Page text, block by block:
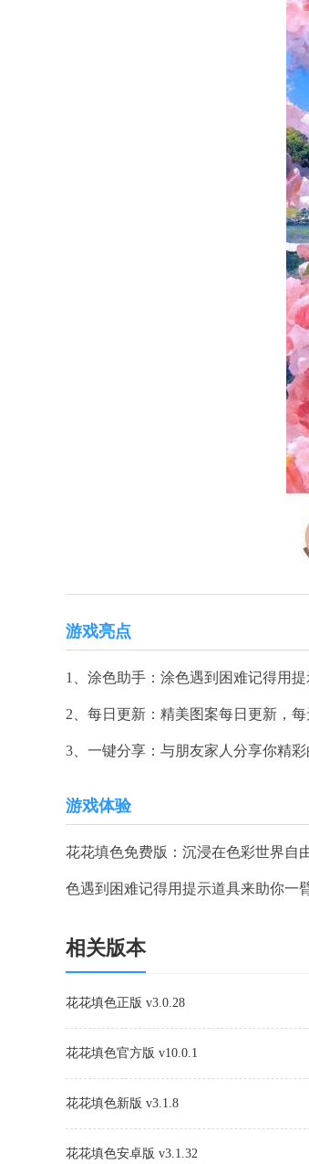
游戏亮点
1、涂色助手：涂色遇到困难记得用提
2、每日更新：精美图案每日更新，每
3、一键分享：与朋友家人分享你精彩
游戏体验
花花填色免费版：沉浸在色彩世界自
色遇到困难记得用提示道具来助你一
相关版本
花花填色正版 v3.0.28
花花填色官方版 v10.0.1
花花填色新版 v3.1.8
花花填色安卓版 v3.1.32